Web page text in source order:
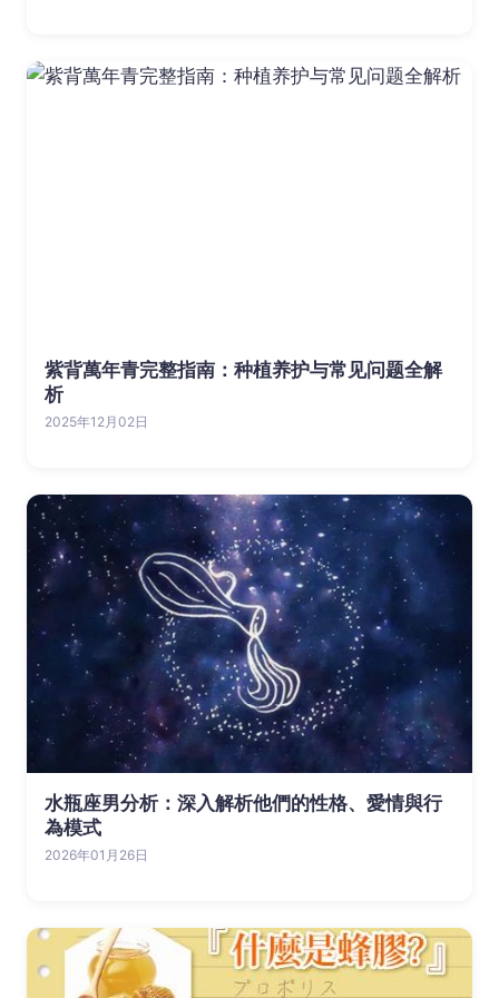
紫背萬年青完整指南：种植养护与常见问题全解
析
2025年12月02日
水瓶座男分析：深入解析他們的性格、愛情與行
為模式
2026年01月26日